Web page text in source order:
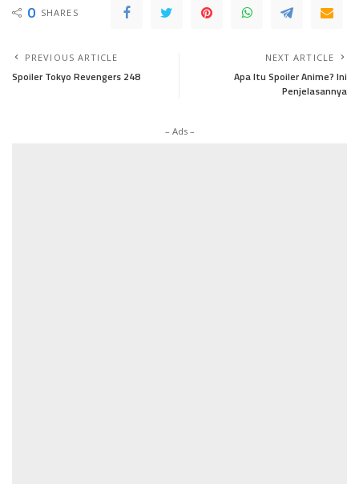
0 SHARES
PREVIOUS ARTICLE
Spoiler Tokyo Revengers 248
NEXT ARTICLE
Apa Itu Spoiler Anime? Ini
Penjelasannya
– Ads –